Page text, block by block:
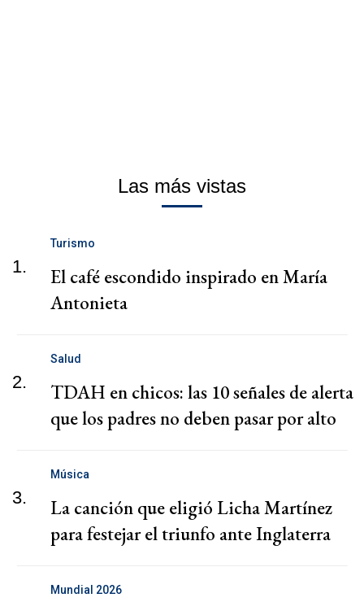
Las más vistas
1.
Turismo
El café escondido inspirado en María
Antonieta
2.
Salud
TDAH en chicos: las 10 señales de alerta
que los padres no deben pasar por alto
3.
Música
La canción que eligió Licha Martínez
para festejar el triunfo ante Inglaterra
Mundial 2026